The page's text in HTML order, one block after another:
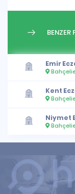
BENZER
Emir
Kent
Niymet